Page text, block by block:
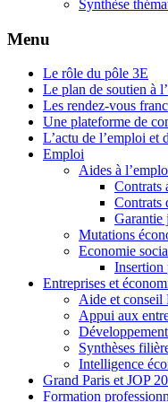
Synthèse
Menu
Le rôle du pôle 3E
Le plan de soutien à
Les rendez-vous
Une plateforme de
L’actu de l’emploi et
Emploi
Aides à
Contrats
Contrats
Garantie
Mutations
Economie
Insertion
Entreprises et
Aide et conseil
Appui aux
Synthèses
Intelligence
Grand Paris et JOP
Formation